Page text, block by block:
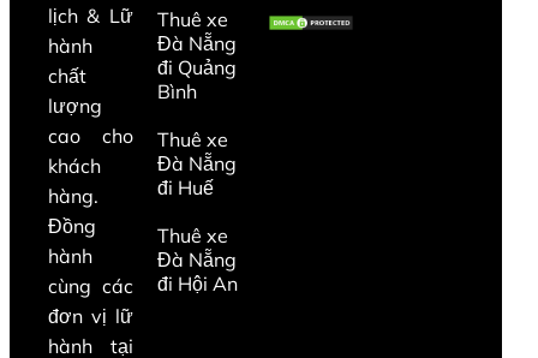
lịch & Lữ
hành
chất
lượng
cao cho
khách
hàng.
Đồng
hành
cùng các
đơn vị lữ
hành tại
Thuê xe
Đà Nẵng
đi Quảng
Bình
Thuê xe
Đà Nẵng
đi Huế
Thuê xe
Đà Nẵng
đi Hội An